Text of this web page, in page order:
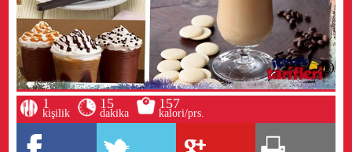
1
kişilik
15
dakika
157
kalori/prs.